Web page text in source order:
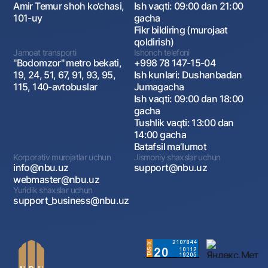
Amir Temur shoh ko‘chasi,
101-uy
Ish vaqti: 09:00 dan 21:00
gacha
Fikr bildiring (murojaat
qoldirish)
Jamoat transporti
"Bodomzor" metro bekati,
19, 24, 51, 67, 91, 93, 95,
115, 140-avtobuslar
Ishonch telefoni
+998 78 147-15-04
Ish kunlari: Dushanbadan
Jumagacha
Ish vaqti: 09:00 dan 18:00
gacha
Tushlik vaqti: 13:00 dan
14:00 gacha
Batafsil maʼlumot
Korporativ murojatlar uchun
info@nbu.uz
webmaster@nbu.uz
Jismoniy shaxslar uchun
support@nbu.uz
Yuridik shaxslar uchun
support_business@nbu.uz